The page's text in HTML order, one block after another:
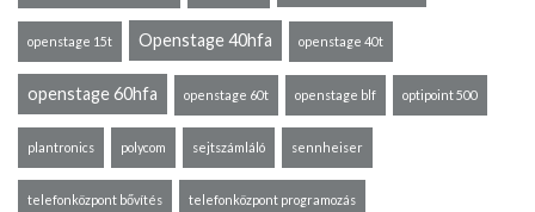
openstage 15t Openstage 40hfa openstage 40t
openstage 60hfa openstage 60t openstage blf optipoint 500
plantronics polycom sejtszámláló sennheiser
telefonközpont bővítés telefonközpont programozás